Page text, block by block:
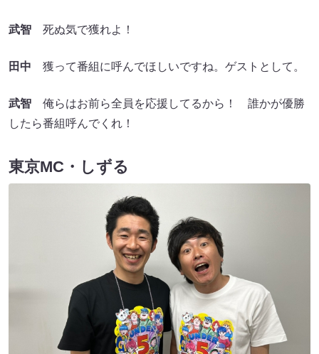
武智 死ぬ気で獲れよ！
田中 獲って番組に呼んでほしいですね。ゲストとして。
武智 俺らはお前ら全員を応援してるから！ 誰かが優勝
したら番組呼んでくれ！
東京MC・しずる